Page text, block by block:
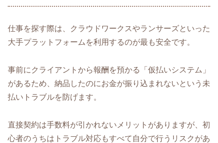
仕事を探す際は、クラウドワークスやランサーズといった
大手プラットフォームを利用するのが最も安全です。
事前にクライアントから報酬を預かる「仮払いシステム」
があるため、納品したのにお金が振り込まれないという未
払いトラブルを防げます。
直接契約は手数料が引かれないメリットがありますが、初
心者のうちはトラブル対応もすべて自分で行うリスクがあ